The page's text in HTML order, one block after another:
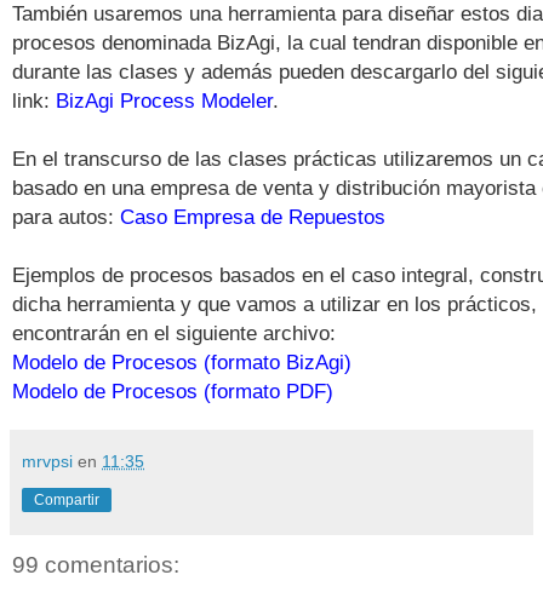
También usaremos una herramienta para diseñar estos
procesos denominada BizAgi, la cual tendran disponible
durante las clases y además pueden descargarlo del
link: BizAgi Process Modeler.
En el transcurso de las clases prácticas utilizaremos un
basado en una empresa de venta y distribución mayorista
para autos: Caso Empresa de Repuestos
Ejemplos de procesos basados en el caso integral,
dicha herramienta y que vamos a utilizar en los prácticos,
encontrarán en el siguiente archivo:
Modelo de Procesos (formato BizAgi)
Modelo de Procesos (formato PDF)
mrvpsi en 11:35
Compartir
99 comentarios: